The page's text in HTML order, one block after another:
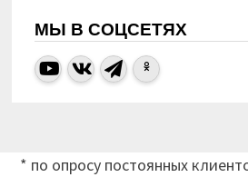
МЫ В СОЦСЕТЯХ
* по опросу постоянных